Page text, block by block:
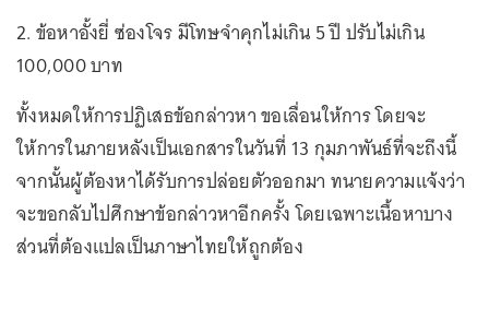
2. ข้อหาอั้งยี่ ซ่องโจร มีโทษจำคุกไม่เกิน 5 ปี ปรับไม่เกิน
100,000 บาท
ทั้งหมดให้การปฏิเสธข้อกล่าวหา ขอเลื่อนให้การ โดยจะ
ให้การในภายหลังเป็นเอกสารในวันที่ 13 กุมภาพันธ์ที่จะถึงนี้
จากนั้นผู้ต้องหาได้รับการปล่อยตัวออกมา ทนายความแจ้งว่า
จะขอกลับไปศึกษาข้อกล่าวหาอีกครั้ง โดยเฉพาะเนื้อหาบาง
ส่วนที่ต้องแปลเป็นภาษาไทยให้ถูกต้อง